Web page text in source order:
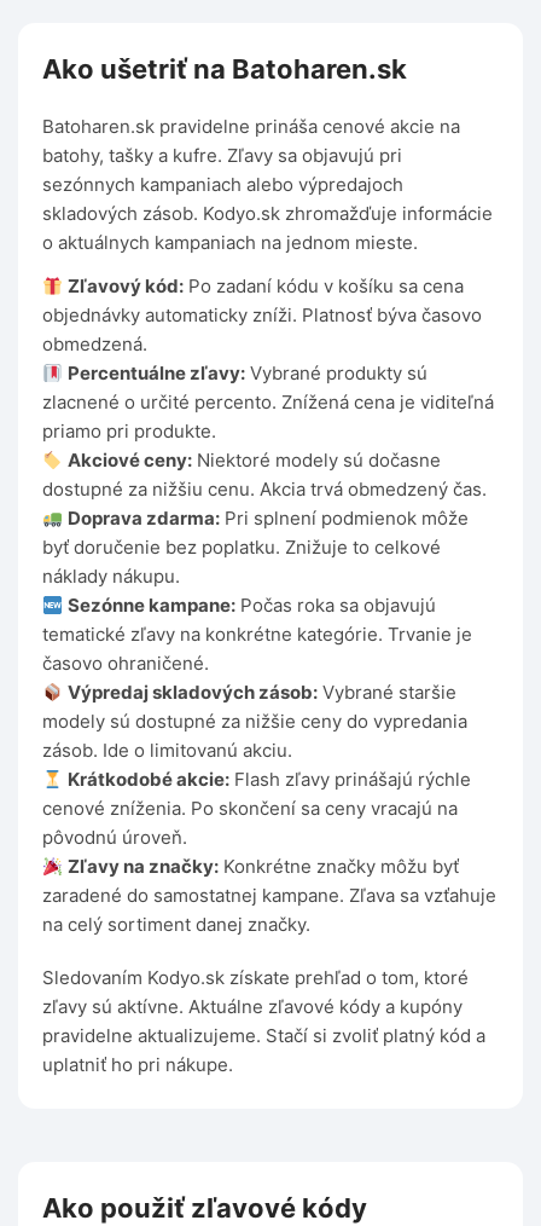
Ako ušetriť na Batoharen.sk
Batoharen.sk pravidelne prináša cenové akcie na
batohy, tašky a kufre. Zľavy sa objavujú pri
sezónnych kampaniach alebo výpredajoch
skladových zásob. Kodyo.sk zhromažďuje informácie
o aktuálnych kampaniach na jednom mieste.
Zľavový kód: Po zadaní kódu v košíku sa cena
objednávky automaticky zníži. Platnosť býva časovo
obmedzená.
Percentuálne zľavy: Vybrané produkty sú
zlacnené o určité percento. Znížená cena je viditeľná
priamo pri produkte.
Akciové ceny: Niektoré modely sú dočasne
dostupné za nižšiu cenu. Akcia trvá obmedzený čas.
Doprava zdarma: Pri splnení podmienok môže
byť doručenie bez poplatku. Znižuje to celkové
náklady nákupu.
Sezónne kampane: Počas roka sa objavujú
tematické zľavy na konkrétne kategórie. Trvanie je
časovo ohraničené.
Výpredaj skladových zásob: Vybrané staršie
modely sú dostupné za nižšie ceny do vypredania
zásob. Ide o limitovanú akciu.
Krátkodobé akcie: Flash zľavy prinášajú rýchle
cenové zníženia. Po skončení sa ceny vracajú na
pôvodnú úroveň.
Zľavy na značky: Konkrétne značky môžu byť
zaradené do samostatnej kampane. Zľava sa vzťahuje
na celý sortiment danej značky.
Sledovaním Kodyo.sk získate prehľad o tom, ktoré
zľavy sú aktívne. Aktuálne zľavové kódy a kupóny
pravidelne aktualizujeme. Stačí si zvoliť platný kód a
uplatniť ho pri nákupe.
Ako použiť zľavové kódy